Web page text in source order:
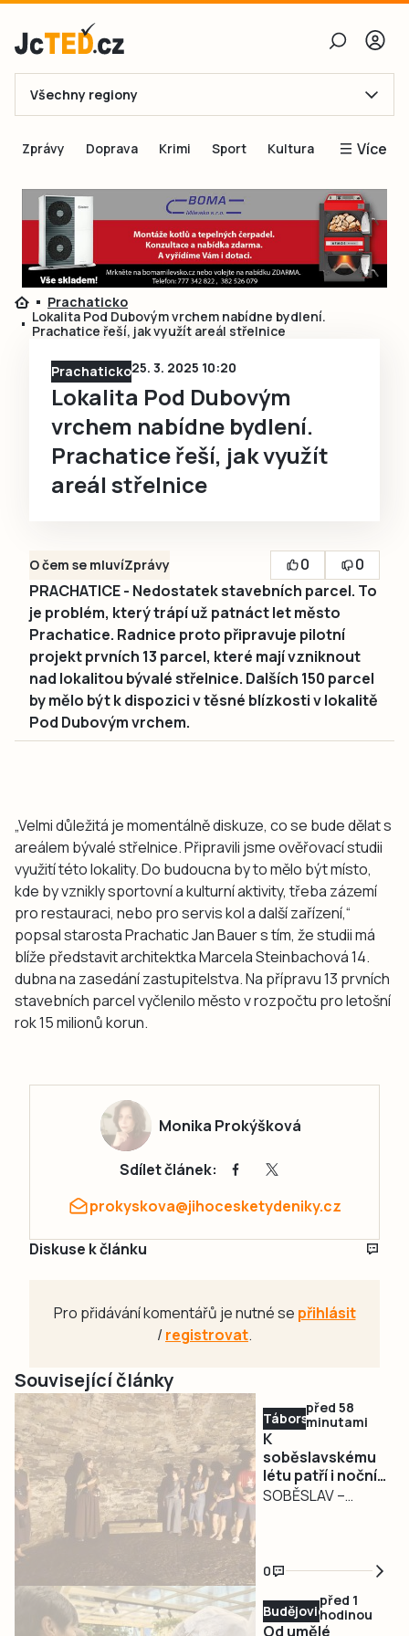
E-mail
Obnovit heslo
Přihlásit se
Přihlásit se přes Facebook
Ještě nemám účet, chci se
Všechny regiony
Zprávy Doprava Krimi Sport Kultura Více
Blogy
Inspirace
Čtenáři píší
Speciální přílohy
Prachaticko
Lokalita Pod Dubovým vrchem nabídne bydlení.
Prachatice řeší, jak využít areál střelnice
Prachaticko25. 3. 2025 10:20
Lokalita Pod Dubovým
vrchem nabídne bydlení.
Prachatice řeší, jak využít
areál střelnice
O čem se mluvíZprávy 0
0
PRACHATICE - Nedostatek stavebních parcel. To
je problém, který trápí už patnáct let město
Prachatice. Radnice proto připravuje pilotní
projekt prvních 13 parcel, které mají vzniknout
nad lokalitou bývalé střelnice. Dalších 150 parcel
by mělo být k dispozici v těsné blízkosti v lokalitě
Pod Dubovým vrchem.
„Velmi důležitá je momentálně diskuze, co se bude dělat s
areálem bývalé střelnice. Připravili jsme ověřovací studii
využití této lokality. Do budoucna by to mělo být místo,
kde by vznikly sportovní a kulturní aktivity, třeba zázemí
pro restauraci, nebo pro servis kol a další zařízení,“
popsal starosta Prachatic Jan Bauer s tím, že studii má
blíže představit architektka Marcela Steinbachová 14.
dubna na zasedání zastupitelstva. Na přípravu 13 prvních
stavebních parcel vyčlenilo město v rozpočtu pro letošní
rok 15 milionů korun.
Monika Prokýšková
Sdílet článek:
prokyskova@jihocesketydeniky.cz
Diskuse k článku
Pro přidávání komentářů je nutné se přihlásit
/registrovat.
Související články
Táborsko
před 58
minutami
K
soběslavskému
létu patří i noční
výpravy za
SOBĚSLAV –
infocentrem ve
staré radnicí na
soběslavském
náměstí Republiky
0
Budějovicko
před 1
hodinou
Od umělé